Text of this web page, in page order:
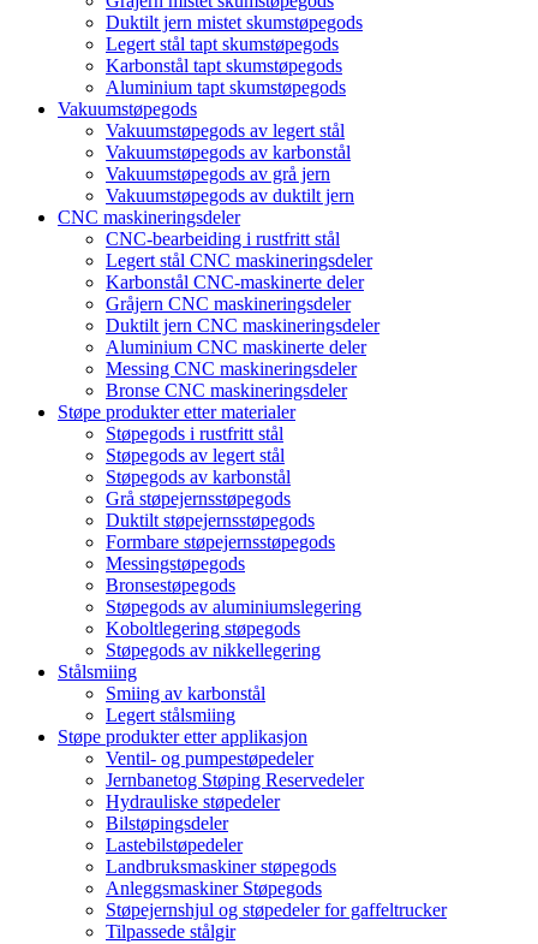
Duktilt jern mistet skumstøpegods
Legert stål tapt skumstøpegods
Karbonstål tapt skumstøpegods
Aluminium tapt skumstøpegods
Vakuumstøpegods
Vakuumstøpegods av legert stål
Vakuumstøpegods av karbonstål
Vakuumstøpegods av grå jern
Vakuumstøpegods av duktilt jern
CNC maskineringsdeler
CNC-bearbeiding i rustfritt stål
Legert stål CNC maskineringsdeler
Karbonstål CNC-maskinerte deler
Gråjern CNC maskineringsdeler
Duktilt jern CNC maskineringsdeler
Aluminium CNC maskinerte deler
Messing CNC maskineringsdeler
Bronse CNC maskineringsdeler
Støpe produkter etter materialer
Støpegods i rustfritt stål
Støpegods av legert stål
Støpegods av karbonstål
Grå støpejernsstøpegods
Duktilt støpejernsstøpegods
Formbare støpejernsstøpegods
Messingstøpegods
Bronsestøpegods
Støpegods av aluminiumslegering
Koboltlegering støpegods
Støpegods av nikkellegering
Stålsmiing
Smiing av karbonstål
Legert stålsmiing
Støpe produkter etter applikasjon
Ventil- og pumpestøpedeler
Jernbanetog Støping Reservedeler
Hydrauliske støpedeler
Bilstøpingsdeler
Lastebilstøpedeler
Landbruksmaskiner støpegods
Anleggsmaskiner Støpegods
Støpejernshjul og støpedeler for gaffeltrucker
Tilpassede stålgir